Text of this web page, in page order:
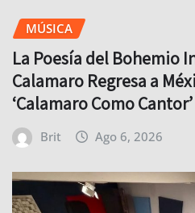
MÚSICA
La Poesía del Bohemio
Calamaro Regresa a
‘Calamaro Como Cantor’
Brit Ago 6, 2026